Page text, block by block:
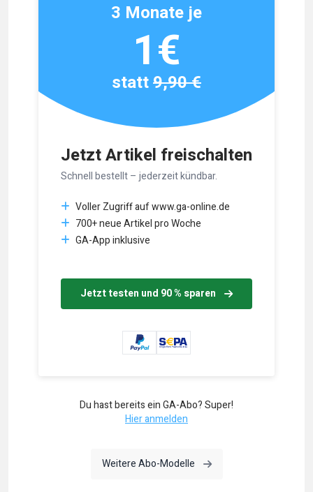
Jetzt Artikel freischalten
Schnell bestellt – jederzeit kündbar.
Voller Zugriff auf www.ga-online.de
700+ neue Artikel pro Woche
GA-App inklusive
Jetzt testen und 90 % sparen
3 Monate je
1€
statt9,90 €
Du hast bereits ein GA-Abo? Super!
Hier anmelden
Weitere Abo-Modelle